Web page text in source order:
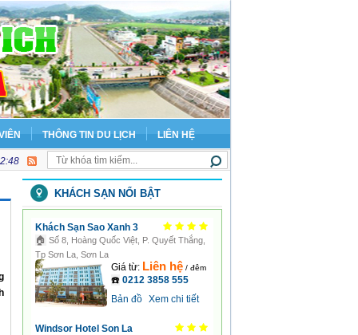
THÔNG TIN DU LỊCH LIÊN HỆ
KHÁCH SẠN NỔI BẬT
Khách Sạn Sao Xanh 3
🏠 Số 8, Hoàng Quốc Việt, P. Quyết Thắng,
Tp Sơn La, Sơn La
Giá từ: Liên hệ / đêm
☎️ 0212 3858 555
Bản đồ Xem chi tiết
Windsor Hotel Son La